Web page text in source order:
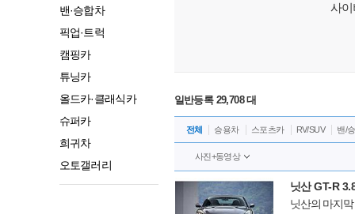
밴·승합차
픽업·트럭
캠핑카
튜닝카
올드카·클래식카
슈퍼카
희귀차
오토갤러리
사이
일반등록 29,708 대
전체 승용차 스포츠카 RV/SUV 밴/
닛산 GT-R
닛산의 마지